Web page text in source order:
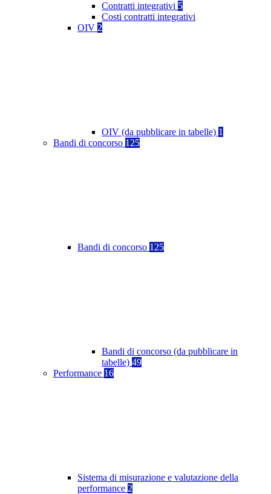
Contratti integrativi 5
Costi contratti integrativi
OIV 2
OIV (da pubblicare in tabelle) 1
Bandi di concorso 125
Bandi di concorso 125
Bandi di concorso (da pubblicare in
tabelle) 49
Performance 16
Sistema di misurazione e valutazione della
performance 2